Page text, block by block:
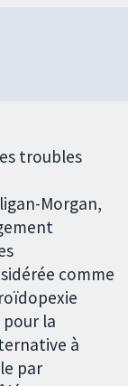
troubles
Morgan,
comme
la
à
par